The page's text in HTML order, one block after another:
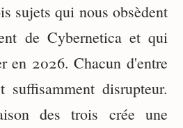
sujets qui nous obsèdent
de Cybernetica et qui
en 2026. Chacun d'entre
disrupteur.
des trois crée une